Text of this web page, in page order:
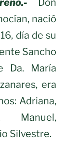
Don
nació
día de su
Sancho
Da. María
era
Adriana,
Manuel,
Silvestre.